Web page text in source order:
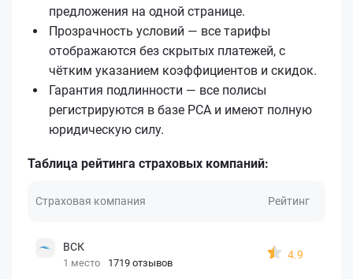
предложения на одной странице.
Прозрачность условий — все тарифы
отображаются без скрытых платежей, с
чётким указанием коэффициентов и скидок.
Гарантия подлинности — все полисы
регистрируются в базе РСА и имеют полную
юридическую силу.
Таблица рейтинга страховых компаний:
Страховая компания Рейтинг
ВСК
1 место 1719 отзывов
4.9